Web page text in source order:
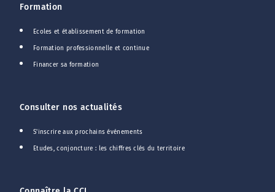
Formation
Ecoles et établissement de formation
Formation professionnelle et continue
Financer sa formation
Consulter nos actualités
S'inscrire aux prochains événements
Etudes, conjoncture : les chiffres clés du territoire